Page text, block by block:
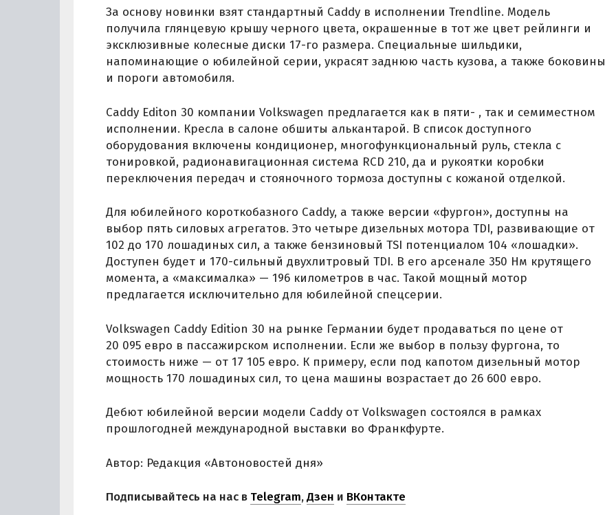
За основу новинки взят стандартный Caddy в исполнении Trendline. Модель
получила глянцевую крышу черного цвета, окрашенные в тот же цвет рейлинги и
эксклюзивные колесные диски 17-го размера. Специальные шильдики,
напоминающие о юбилейной серии, украсят заднюю часть кузова, а также боковины
и пороги автомобиля.
Caddy Editon 30 компании Volkswagen предлагается как в пяти- , так и семиместном
исполнении. Кресла в салоне обшиты алькантарой. В список доступного
оборудования включены кондиционер, многофункциональный руль, стекла с
тонировкой, радионавигационная система RCD 210, да и рукоятки коробки
переключения передач и стояночного тормоза доступны с кожаной отделкой.
Для юбилейного короткобазного Caddy, а также версии «фургон», доступны на
выбор пять силовых агрегатов. Это четыре дизельных мотора TDI, развивающие от
102 до 170 лошадиных сил, а также бензиновый TSI потенциалом 104 «лошадки».
Доступен будет и 170-сильный двухлитровый TDI. В его арсенале 350 Нм крутящего
момента, а «максималка» — 196 километров в час. Такой мощный мотор
предлагается исключительно для юбилейной спецсерии.
Volkswagen Caddy Edition 30 на рынке Германии будет продаваться по цене от
20 095 евро в пассажирском исполнении. Если же выбор в пользу фургона, то
стоимость ниже — от 17 105 евро. К примеру, если под капотом дизельный мотор
мощность 170 лошадиных сил, то цена машины возрастает до 26 600 евро.
Дебют юбилейной версии модели Caddy от Volkswagen состоялся в рамках
прошлогодней международной выставки во Франкфурте.
Автор: Редакция «Автоновостей дня»
Подписывайтесь на нас в Telegram,Дзен и ВКонтакте